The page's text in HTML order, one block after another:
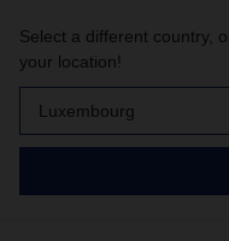
Select a different country,
your location!
Luxembourg